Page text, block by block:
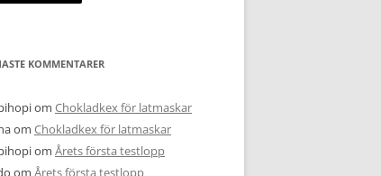
KOMMENTARER
om Chokladkex för latmaskar
om Chokladkex för latmaskar
om Årets första testlopp
om Årets första testlopp